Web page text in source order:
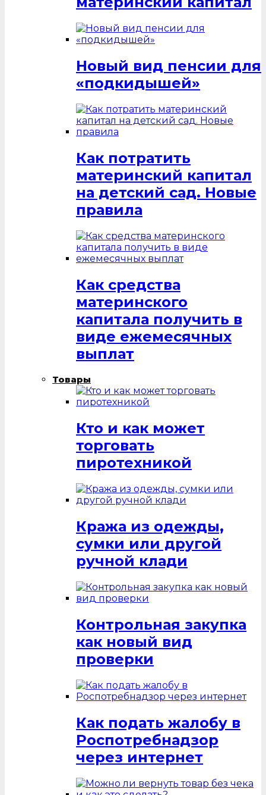
Новый вид пенсии для
«подкидышей»
Как потратить
материнский капитал
на детский сад. Новые
правила
Как средства
материнского
капитала получить в
виде ежемесячных
выплат
Товары
Кто и как может
торговать
пиротехникой
Кража из одежды,
сумки или другой
ручной клади
Контрольная закупка
как новый вид
проверки
Как подать жалобу в
Роспотребнадзор
через интернет